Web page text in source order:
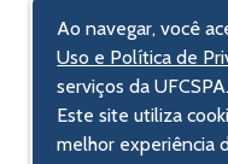
Ao navegar, você
Uso e Política de
serviços da UFCSPA.
Este site utiliza
melhor experiência